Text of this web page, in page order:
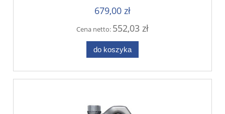
679,00 zł
Cena netto: 552,03 zł
do koszyka